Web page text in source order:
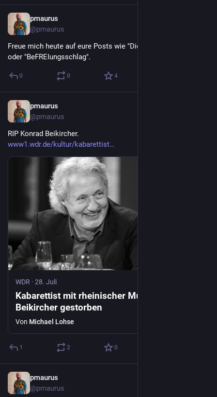
pmaurus
@pmaurus
Freue mich heute auf eure Posts wie "Die CDU dreht FREI"
oder "BeFREIungsschlag".
0 0 4
pmaurus
@pmaurus
RIP Konrad Beikircher.
www1.wdr.de/kultur/kabarettist
WDR · 28. Juli
Kabarettist mit rheinischer Mundart | Konrad
Beikircher gestorben
Von Michael Lohse
1 2 0
pmaurus
@pmaurus